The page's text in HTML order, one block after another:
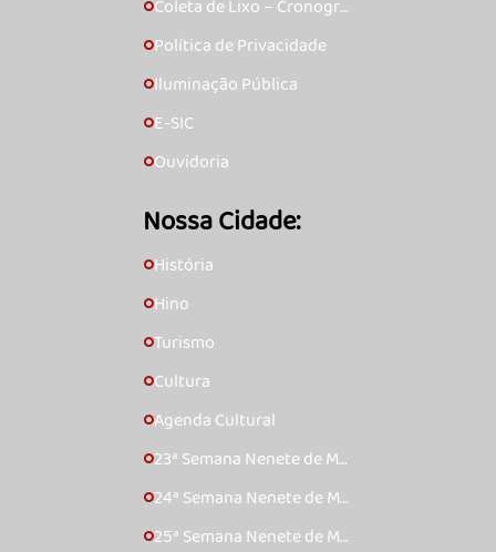
🞇Coleta de Lixo – Cronogra
🞇Política de Privacidade
🞇Iluminação Pública
🞇E-SIC
🞇Ouvidoria
Nossa Cidade:
🞇História
🞇Hino
🞇Turismo
🞇Cultura
🞇Agenda Cultural
🞇23ª Semana Nenete de Mú
🞇24ª Semana Nenete de Mú
🞇25ª Semana Nenete de Mú